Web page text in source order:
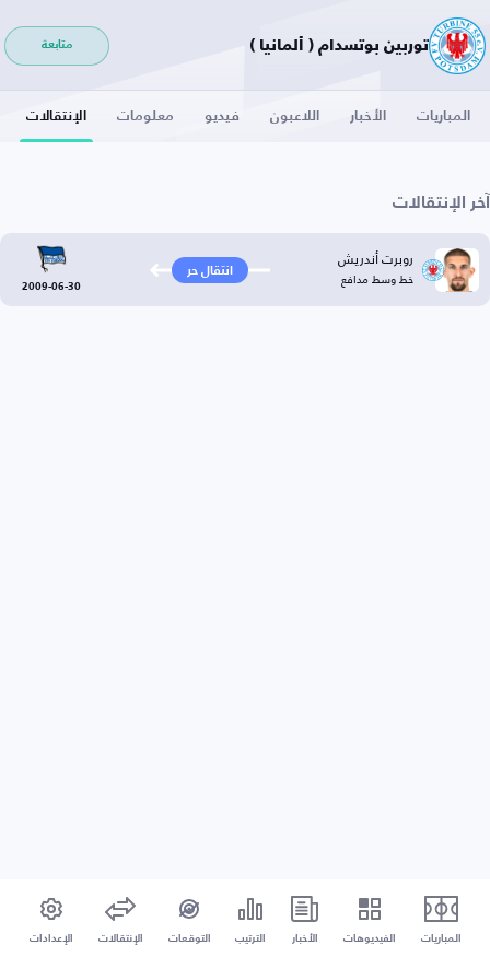
توربين بوتسدام ( ألمانيا ) متابعة
المباريات الأخبار اللاعبون فيديو معلومات الإنتقالات
آخر الإنتقالات
روبرت أندريش
خط وسط مدافع انتقال حر
2009-06-30
المباريات الفيديوهات الأخبار الترتيب التوقعات الإنتقالات الإعدادات